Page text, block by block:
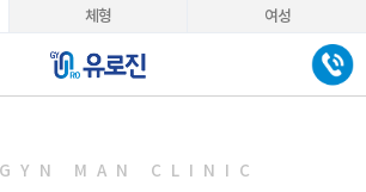
체형 여성
MAN CLINIC